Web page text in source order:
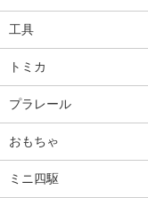
工具
トミカ
プラレール
おもちゃ
ミニ四駆